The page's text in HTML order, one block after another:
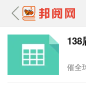
138
催全